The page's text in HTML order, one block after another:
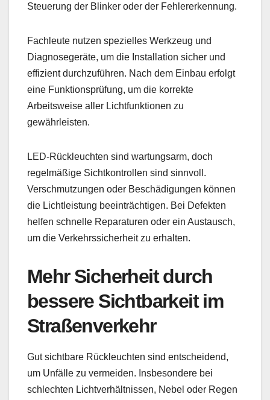
Steuerung der Blinker oder der Fehlererkennung.
Fachleute nutzen spezielles Werkzeug und
Diagnosegeräte, um die Installation sicher und
effizient durchzuführen. Nach dem Einbau erfolgt
eine Funktionsprüfung, um die korrekte
Arbeitsweise aller Lichtfunktionen zu
gewährleisten.
LED-Rückleuchten sind wartungsarm, doch
regelmäßige Sichtkontrollen sind sinnvoll.
Verschmutzungen oder Beschädigungen können
die Lichtleistung beeinträchtigen. Bei Defekten
helfen schnelle Reparaturen oder ein Austausch,
um die Verkehrssicherheit zu erhalten.
Mehr Sicherheit durch
bessere Sichtbarkeit im
Straßenverkehr
Gut sichtbare Rückleuchten sind entscheidend,
um Unfälle zu vermeiden. Insbesondere bei
schlechten Lichtverhältnissen, Nebel oder Regen